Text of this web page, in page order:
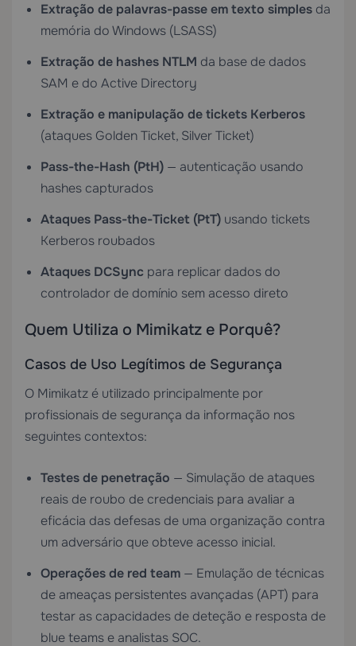
Extração de palavras-passe em texto simples da
memória do Windows (LSASS)
Extração de hashes NTLM da base de dados
SAM e do Active Directory
Extração e manipulação de tickets Kerberos
(ataques Golden Ticket, Silver Ticket)
Pass-the-Hash (PtH) — autenticação usando
hashes capturados
Ataques Pass-the-Ticket (PtT) usando tickets
Kerberos roubados
Ataques DCSync para replicar dados do
controlador de domínio sem acesso direto
Quem Utiliza o Mimikatz e Porquê?
Casos de Uso Legítimos de Segurança
O Mimikatz é utilizado principalmente por
profissionais de segurança da informação nos
seguintes contextos:
Testes de penetração — Simulação de ataques
reais de roubo de credenciais para avaliar a
eficácia das defesas de uma organização contra
um adversário que obteve acesso inicial.
Operações de red team — Emulação de técnicas
de ameaças persistentes avançadas (APT) para
testar as capacidades de deteção e resposta de
blue teams e analistas SOC.